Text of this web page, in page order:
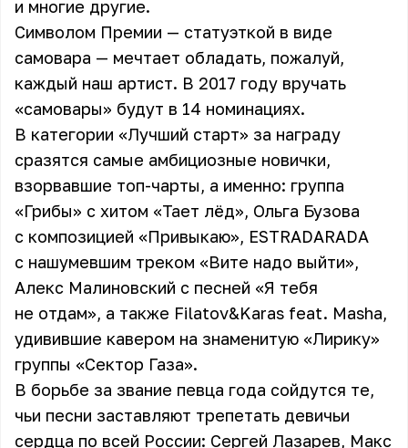
и многие другие.
Символом Премии — статуэткой в виде
самовара — мечтает обладать, пожалуй,
каждый наш артист. В 2017 году вручать
«самовары» будут в 14 номинациях.
В категории «Лучший старт» за награду
сразятся самые амбициозные новички,
взорвавшие топ-чарты, а именно: группа
«Грибы» с хитом «Тает лёд», Ольга Бузова
с композицией «Привыкаю», ESTRADARADA
с нашумевшим треком «Вите надо выйти»,
Алекс Малиновский с песней «Я тебя
не отдам», а также Filatov&Karas feat. Masha,
удивившие кавером на знаменитую «Лирику»
группы «Сектор Газа».
В борьбе за звание певца года сойдутся те,
чьи песни заставляют трепетать девичьи
сердца по всей России: Сергей Лазарев, Макс